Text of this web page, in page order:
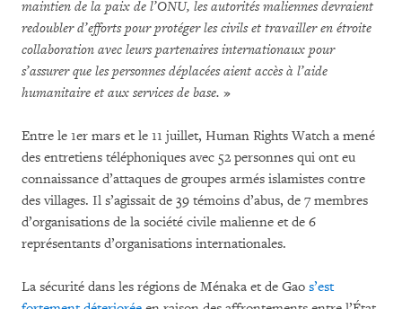
maintien de la paix de l’ONU, les autorités maliennes devraient
redoubler d’efforts pour protéger les civils et travailler en étroite
collaboration avec leurs partenaires internationaux pour
s’assurer que les personnes déplacées aient accès à l’aide
humanitaire et aux services de base. »
Entre le 1er mars et le 11 juillet, Human Rights Watch a mené
des entretiens téléphoniques avec 52 personnes qui ont eu
connaissance d’attaques de groupes armés islamistes contre
des villages. Il s’agissait de 39 témoins d’abus, de 7 membres
d’organisations de la société civile malienne et de 6
représentants d’organisations internationales.
La sécurité dans les régions de Ménaka et de Gao s’est